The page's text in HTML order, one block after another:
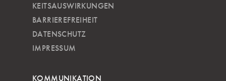
KEITSAUSWIRKUNGEN
BARRIEREFREIHEIT
DATENSCHUTZ
IMPRESSUM
KOMMUNIKATION